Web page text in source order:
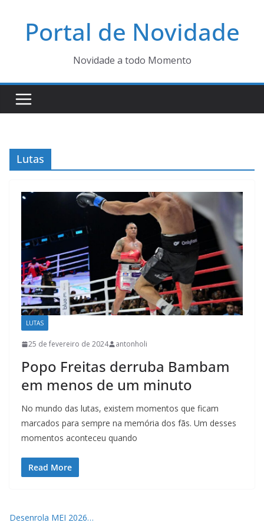
Portal de Novidade
Novidade a todo Momento
Lutas
LUTAS
25 de fevereiro de 2024 antonholi
Popo Freitas derruba Bambam
em menos de um minuto
No mundo das lutas, existem momentos que ficam
marcados para sempre na memória dos fãs. Um desses
momentos aconteceu quando
Read More
Desenrola MEI 2026…